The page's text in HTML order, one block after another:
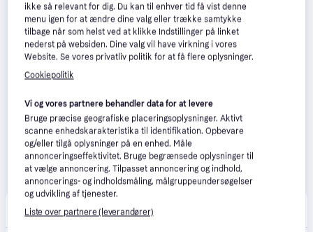
Bestillingsvare
ikke så relevant for dig. Du kan til enhver tid få vist denne
menu igen for at ændre dine valg eller trække samtykke
tilbage når som helst ved at klikke Indstillinger på linket
nederst på websiden. Dine valg vil have virkning i vores
Website. Se vores privatliv politik for at få flere oplysninger.
Cookiepolitik
Vi og vores partnere behandler data for at levere
Bruge præcise geografiske placeringsoplysninger. Aktivt
scanne enhedskarakteristika til identifikation. Opbevare
og/eller tilgå oplysninger på en enhed. Måle
annonceringseffektivitet. Bruge begrænsede oplysninger til
at vælge annoncering. Tilpasset annoncering og indhold,
annoncerings- og indholdsmåling, målgruppeundersøgelser
og udvikling af tjenester.
Liste over partnere (leverandører)